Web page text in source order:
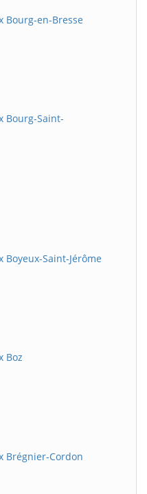
Bourg-en-Bresse
Bourg-Saint-
Saint-Jérôme
Boz
Brégnier-Cordon